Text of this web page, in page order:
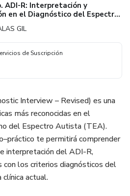
ADI-R: Interpretación y
en el Diagnóstico del Espectro
GIL
de Suscripción
Interview – Revised) es una
más reconocidas en el
del Espectro Autista (TEA).
te permitirá comprender
interpretación del ADI-R,
con los criterios diagnósticos del
actual.